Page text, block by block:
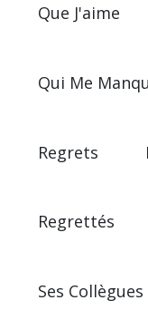
Que J'aime
Qui Me
Regrets
Regrettés
Ses Collègues